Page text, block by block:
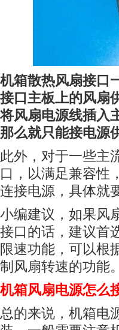
机箱散热风扇接口
接口主板上的风扇
将风扇电源线插入
那么就只能接电源
此外，对于一些主
口，以满足兼容性
连接电源，具体就
小编建议，如果风
接口的话，建议首
限速功能，可以根
制风扇转速的功能。
机箱风扇电源怎么
总的来说，机箱电